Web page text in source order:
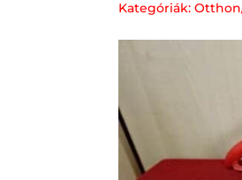
Kategóriák: